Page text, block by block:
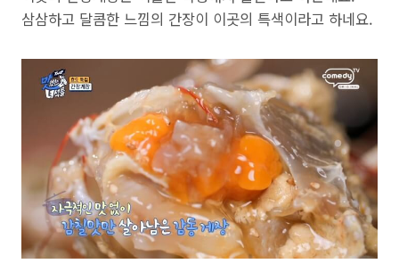
삼삼하고 달콤한 느낌의 간장이 이곳의 특색이라고 하네요.